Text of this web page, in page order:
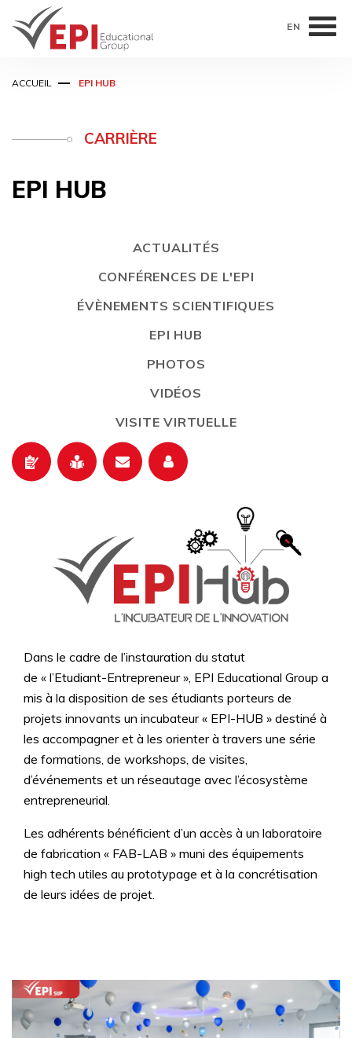
au
EN
CARRIÈRE
ACCUEIL EPI HUB
EPI HUB
ACTUALITÉS
CONFÉRENCES DE L'EPI
ÉVÈNEMENTS SCIENTIFIQUES
EPI HUB
PHOTOS
VIDÉOS
VISITE VIRTUELLE
Dans le cadre de l’instauration du statut
de « l’Etudiant-Entrepreneur », EPI Educational Group a
mis à la disposition de ses étudiants porteurs de
projets innovants un incubateur « EPI-HUB » destiné à
les accompagner et à les orienter à travers une série
de formations, de workshops, de visites,
d’événements et un réseautage avec l’écosystème
entrepreneurial.
Les adhérents bénéficient d’un accès à un laboratoire
de fabrication « FAB-LAB » muni des équipements
high tech utiles au prototypage et à la concrétisation
de leurs idées de projet.